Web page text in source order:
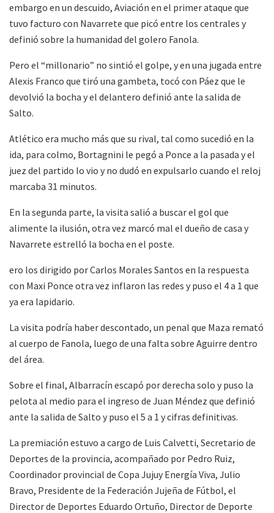
embargo en un descuido, Aviación en el primer ataque que
tuvo facturo con Navarrete que picó entre los centrales y
definió sobre la humanidad del golero Fanola.
Pero el “millonario” no sintió el golpe, y en una jugada entre
Alexis Franco que tiró una gambeta, tocó con Páez que le
devolvió la bocha y el delantero definió ante la salida de
Salto.
Atlético era mucho más que su rival, tal como sucedió en la
ida, para colmo, Bortagnini le pegó a Ponce a la pasada y el
juez del partido lo vio y no dudó en expulsarlo cuando el reloj
marcaba 31 minutos.
En la segunda parte, la visita salió a buscar el gol que
alimente la ilusión, otra vez marcó mal el dueño de casa y
Navarrete estrelló la bocha en el poste.
ero los dirigido por Carlos Morales Santos en la respuesta
con Maxi Ponce otra vez inflaron las redes y puso el 4 a 1 que
ya era lapidario.
La visita podría haber descontado, un penal que Maza remató
al cuerpo de Fanola, luego de una falta sobre Aguirre dentro
del área.
Sobre el final, Albarracín escapó por derecha solo y puso la
pelota al medio para el ingreso de Juan Méndez que definió
ante la salida de Salto y puso el 5 a 1 y cifras definitivas.
La premiación estuvo a cargo de Luis Calvetti, Secretario de
Deportes de la provincia, acompañado por Pedro Ruiz,
Coordinador provincial de Copa Jujuy Energía Viva, Julio
Bravo, Presidente de la Federación Jujeña de Fútbol, el
Director de Deportes Eduardo Ortuño, Director de Deporte